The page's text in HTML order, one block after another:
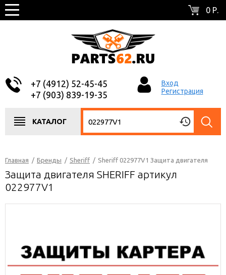
0 Р.
+7 (4912) 52-45-45
+7 (903) 839-19-35
Вход
Регистрация
КАТАЛОГ
Главная / Бренды / Sheriff / Sheriff 022977V1 Защита двигателя
Защита двигателя SHERIFF артикул
022977V1